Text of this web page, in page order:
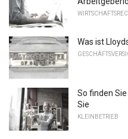
Was ist
So finden
Sie
KLEINBETRIEB